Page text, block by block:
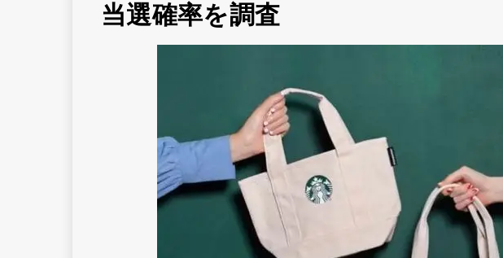
当選確率を調査